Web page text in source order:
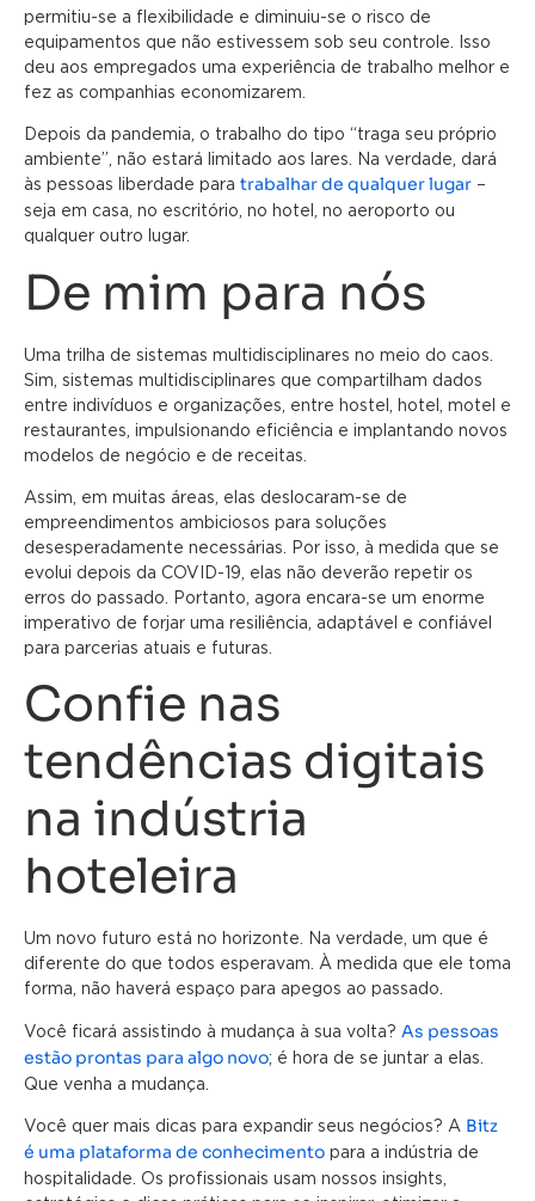
permitiu-se a flexibilidade e diminuiu-se o risco de
equipamentos que não estivessem sob seu controle. Isso
deu aos empregados uma experiência de trabalho melhor e
fez as companhias economizarem.
Depois da pandemia, o trabalho do tipo “traga seu próprio
ambiente”, não estará limitado aos lares. Na verdade, dará
às pessoas liberdade para trabalhar de qualquer lugar –
seja em casa, no escritório, no hotel, no aeroporto ou
qualquer outro lugar.
De mim para nós
Uma trilha de sistemas multidisciplinares no meio do caos.
Sim, sistemas multidisciplinares que compartilham dados
entre indivíduos e organizações, entre hostel, hotel, motel e
restaurantes, impulsionando eficiência e implantando novos
modelos de negócio e de receitas.
Assim, em muitas áreas, elas deslocaram-se de
empreendimentos ambiciosos para soluções
desesperadamente necessárias. Por isso, à medida que se
evolui depois da COVID-19, elas não deverão repetir os
erros do passado. Portanto, agora encara-se um enorme
imperativo de forjar uma resiliência, adaptável e confiável
para parcerias atuais e futuras.
Confie nas
tendências digitais
na indústria
hoteleira
Um novo futuro está no horizonte. Na verdade, um que é
diferente do que todos esperavam. À medida que ele toma
forma, não haverá espaço para apegos ao passado.
Você ficará assistindo à mudança à sua volta? As pessoas
estão prontas para algo novo; é hora de se juntar a elas.
Que venha a mudança.
Você quer mais dicas para expandir seus negócios? A Bitz
é uma plataforma de conhecimento para a indústria de
hospitalidade. Os profissionais usam nossos insights,